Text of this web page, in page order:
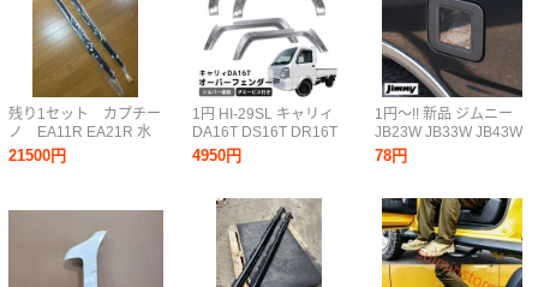
残り1セット カプチー
ノ EA11R EA21R 水
切りモール ウェザー
ストリップ 左右セッ
21500円
1円 HI-29SL キャリィ
DA16T DS16T DR16T
オーバーフェンダー 6
枚セット フェンダーモ
ス付き 軽トラック 6P
外装
4950円
1円～!! 新品 ジムニー
JB23W JB33W JB43W
クリア フューエル リッ
ド カバー ブラック 交
バー 給油口 カバー シ
エラ
78円